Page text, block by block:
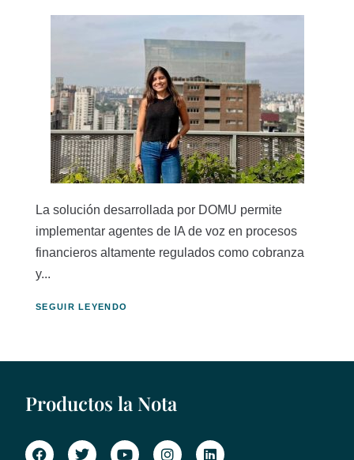
La solución desarrollada por DOMU permite
implementar agentes de IA de voz en procesos
financieros altamente regulados como cobranza
y...
SEGUIR LEYENDO
Productos la Nota